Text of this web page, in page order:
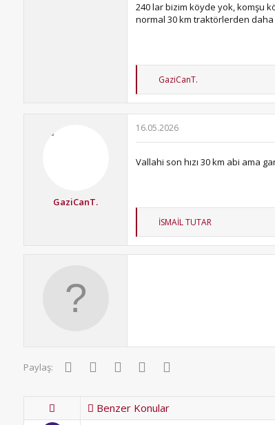
240 lar bizim köyde yok, komşu
normal 30 km traktörlerden
T
p
l
e
GaziCanT.
GaziCanT.
16.05.2026
Vallahi son hızı 30 km abi ama
T
p
k
İSMAİL TUTAR
Paylaş: Facebook
Twitter PinterestWhatsApp
Benzer Konular